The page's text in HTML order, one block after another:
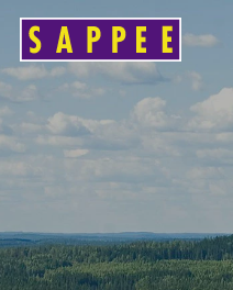
Päävalikko